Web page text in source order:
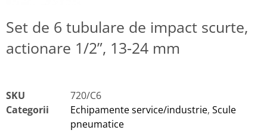
Set de 6 tubulare de impact scurte,
actionare 1/2”, 13-24 mm
SKU
720/C6
Categorii
Echipamente service/industrie, Scule
pneumatice